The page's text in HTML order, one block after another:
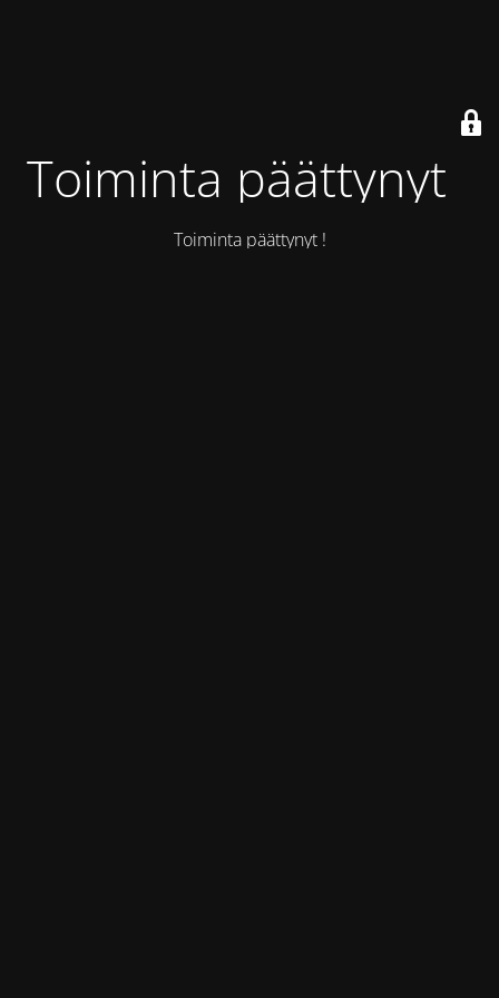
Toiminta päättynyt !
Toiminta päättynyt !